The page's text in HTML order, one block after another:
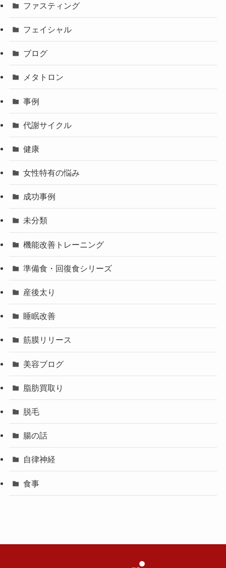
ファスティング
フェイシャル
ブログ
メタトロン
事例
代謝サイクル
健康
女性特有の悩み
成功事例
未分類
機能改善トレーニング
準備食・回復食シリーズ
産後太り
睡眠改善
筋膜リリース
美容ブログ
脂肪買取り
脱毛
腸の話
自律神経
食事